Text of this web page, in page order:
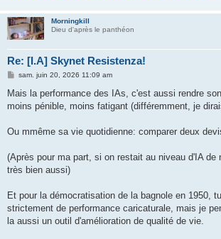
Morningkill
Dieu d'après le panthéon
Re: [I.A] Skynet Resistenza!
M
s
a
sam. juin 20, 2026 11:09 am
Mais la performance des IAs, c'est aussi rendre
moins pénible, moins fatigant (différemment, je
Ou mmême sa vie quotidienne: comparer deux
(Après pour ma part, si on restait au niveau d'IA de
très bien aussi)
Et pour la démocratisation de la bagnole en 1950,
strictement de performance caricaturale, mais je
la aussi un outil d'amélioration de qualité de vie.